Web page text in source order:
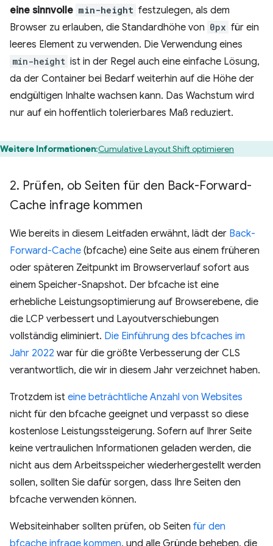
eine sinnvolle min-height festzulegen, als dem
Browser zu erlauben, die Standardhöhe von 0px für ein
leeres Element zu verwenden. Die Verwendung eines
min-height ist in der Regel auch eine einfache Lösung,
da der Container bei Bedarf weiterhin auf die Höhe der
endgültigen Inhalte wachsen kann. Das Wachstum wird
nur auf ein hoffentlich tolerierbares Maß reduziert.
Weitere Informationen:Cumulative Layout Shift optimieren
2. Prüfen, ob Seiten für den Back-Forward-
Cache infrage kommen
Wie bereits in diesem Leitfaden erwähnt, lädt der Back-
Forward-Cache (bfcache) eine Seite aus einem früheren
oder späteren Zeitpunkt im Browserverlauf sofort aus
einem Speicher-Snapshot. Der bfcache ist eine
erhebliche Leistungsoptimierung auf Browserebene, die
die LCP verbessert und Layoutverschiebungen
vollständig eliminiert. Die Einführung des bfcaches im
Jahr 2022 war für die größte Verbesserung der CLS
verantwortlich, die wir in diesem Jahr verzeichnet haben.
Trotzdem ist eine beträchtliche Anzahl von Websites
nicht für den bfcache geeignet und verpasst so diese
kostenlose Leistungssteigerung. Sofern auf Ihrer Seite
keine vertraulichen Informationen geladen werden, die
nicht aus dem Arbeitsspeicher wiederhergestellt werden
sollen, sollten Sie dafür sorgen, dass Ihre Seiten den
bfcache verwenden können.
Websiteinhaber sollten prüfen, ob Seiten für den
bfcache infrage kommen, und alle Gründe beheben, die